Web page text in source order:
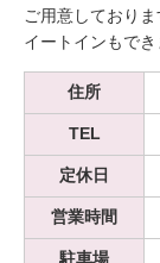
ご用意しておりま
イートインもでき
住所
TEL
定休日
営業時間
駐車場